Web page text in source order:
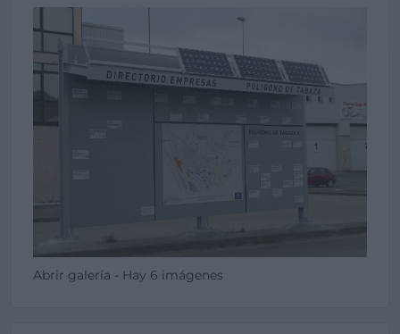
Abrir galería - Hay 6 imágenes